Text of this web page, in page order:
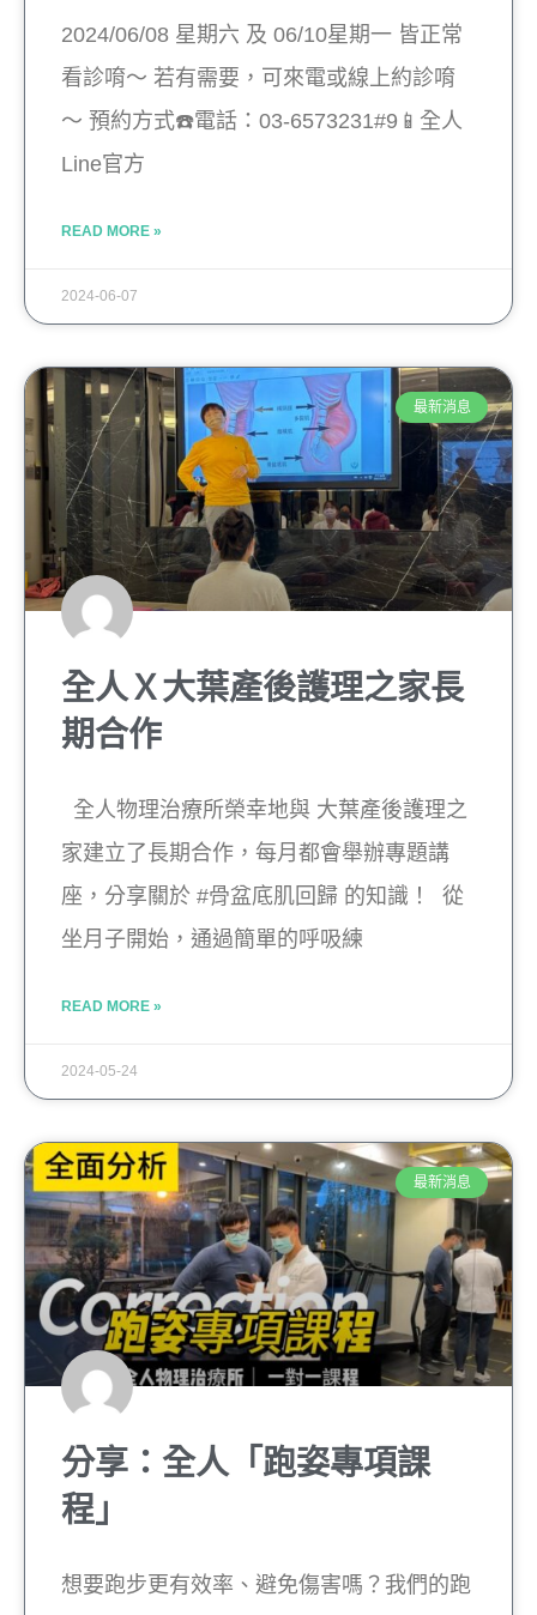
2024/06/08 星期六 及 06/10星期一 皆正常
看診唷～ 若有需要，可來電或線上約診唷
～ 預約方式☎️電話：03-6573231#9📱全人
Line官方
READ MORE »
2024-06-07
最新消息
全人Ｘ大葉產後護理之家長
期合作
全人物理治療所榮幸地與 大葉產後護理之
家建立了長期合作，每月都會舉辦專題講
座，分享關於 #骨盆底肌回歸 的知識！ 從
坐月子開始，通過簡單的呼吸練
READ MORE »
2024-05-24
最新消息
分享：全人「跑姿專項課
程」
想要跑步更有效率、避免傷害嗎？我們的跑